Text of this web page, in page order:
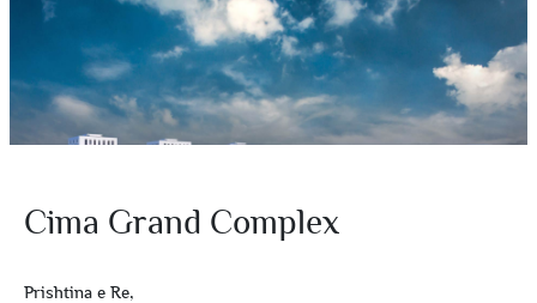
Cima Grand Complex
Prishtina e Re,